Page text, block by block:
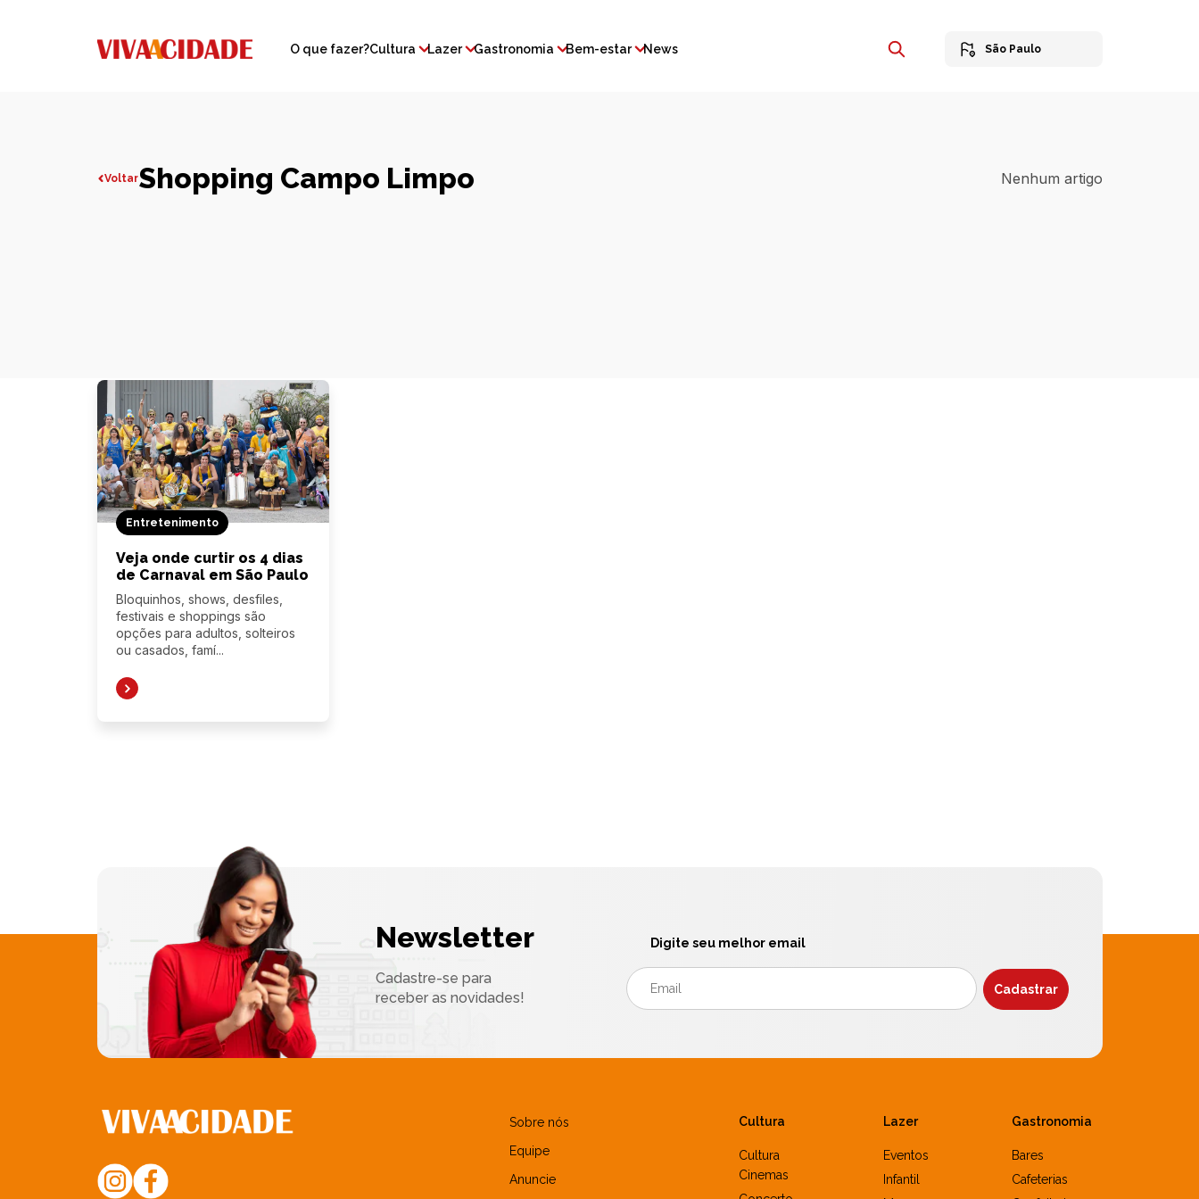
O que fazer?Cultura Lazer Gastronomia Bem-estar News São Paulo
VoltarShopping Campo Limpo Nenhum artigo
Entretenimento
Veja onde curtir os 4 dias
de Carnaval em São Paulo
Bloquinhos, shows, desfiles,
festivais e shoppings são
opções para adultos, solteiros
ou casados, famí...
Newsletter
Cadastre-se para
receber as novidades!
Digite seu melhor email
Sobre nós
Equipe
Anuncie
Cultura
Cultura
Cinemas
Lazer
Eventos
Infantil
Gastronomia
Bares
Cafeterias